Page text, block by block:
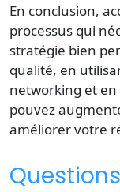
En conclusion,
processus qui
stratégie bien
qualité, en
networking et en
pouvez
améliorer votre